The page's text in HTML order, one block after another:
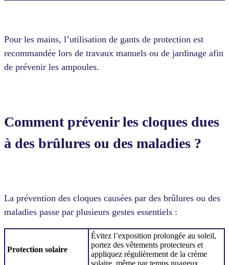
Pour les mains, l’utilisation de gants de protection est
recommandée lors de travaux manuels ou de jardinage afin
de prévenir les ampoules.
Comment prévenir les cloques dues
à des brûlures ou des maladies ?
La prévention des cloques causées par des brûlures ou des
maladies passe par plusieurs gestes essentiels :
Protection solaire
Évitez l’exposition prolongée au soleil,
portez des vêtements protecteurs et
appliquez régulièrement de la crème
solaire, même par temps nuageux.